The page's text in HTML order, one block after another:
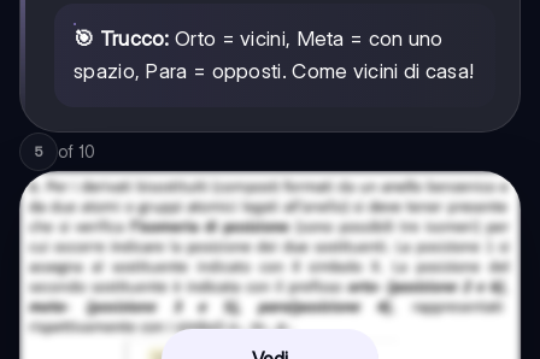
🎯 Trucco: Orto = vicini, Meta = con uno
spazio, Para = opposti. Come vicini di casa!
5 of 10